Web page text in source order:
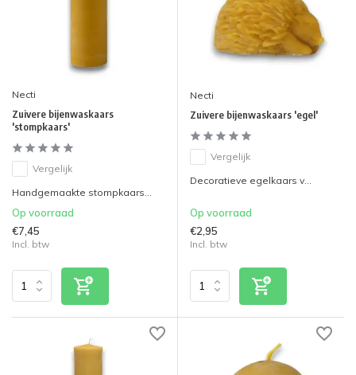
Necti
Zuivere bijenwaskaars
'stompkaars'
Vergelijk
Handgemaakte stompkaars...
Op voorraad
€7,45
Incl. btw
Necti
Zuivere bijenwaskaars 'egel'
Vergelijk
Decoratieve egelkaars v...
Op voorraad
€2,95
Incl. btw